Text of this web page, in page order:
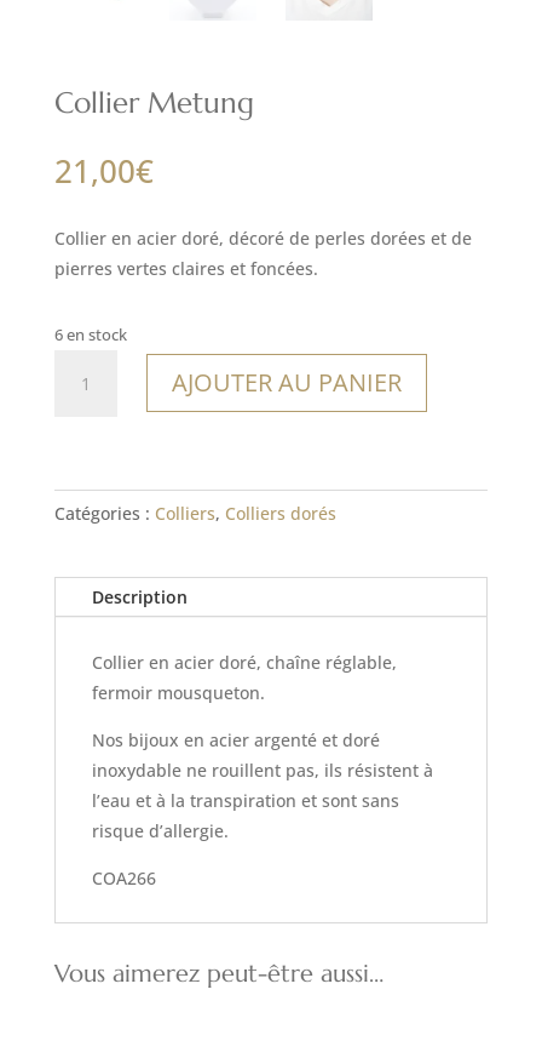
Collier Metung
21,00€
Collier en acier doré, décoré de perles dorées et de
pierres vertes claires et foncées.
6 en stock
AJOUTER AU PANIER
Catégories : Colliers, Colliers dorés
Description
Collier en acier doré, chaîne réglable,
fermoir mousqueton.
Nos bijoux en acier argenté et doré
inoxydable ne rouillent pas, ils résistent à
l’eau et à la transpiration et sont sans
risque d’allergie.
COA266
Vous aimerez peut-être aussi…